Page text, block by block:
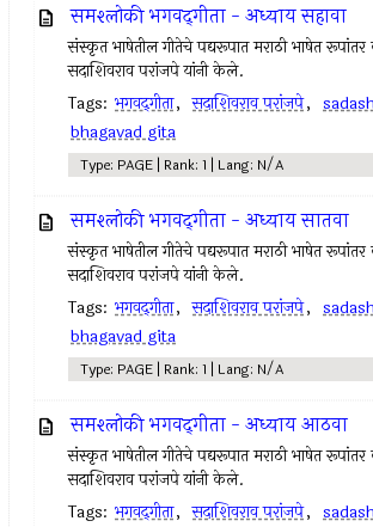
समश्लोकी भगवद्‌गीता - अध्याय सहावा
संस्कृत भाषेतील गीतेचे पद्यरूपात मराठी भाषेत
सदाशिवराव परांजपे यांनी केले.
Tags: भगवद्‌गीता, सदाशिवराव परांजपे,
bhagavad gita
Type: PAGE | Rank: 1 | Lang: N/A
समश्लोकी भगवद्‌गीता - अध्याय सातवा
संस्कृत भाषेतील गीतेचे पद्यरूपात मराठी भाषेत
सदाशिवराव परांजपे यांनी केले.
Tags: भगवद्‌गीता, सदाशिवराव परांजपे,
bhagavad gita
Type: PAGE | Rank: 1 | Lang: N/A
समश्लोकी भगवद्‌गीता - अध्याय आठवा
संस्कृत भाषेतील गीतेचे पद्यरूपात मराठी भाषेत
सदाशिवराव परांजपे यांनी केले.
Tags: भगवद्‌गीता, सदाशिवराव परांजपे,